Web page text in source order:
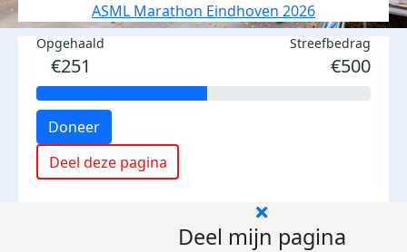
ASML Marathon Eindhoven 2026
Opgehaald
€251
Streefbedrag
€500
Doneer
Deel deze pagina
Deel mijn pagina